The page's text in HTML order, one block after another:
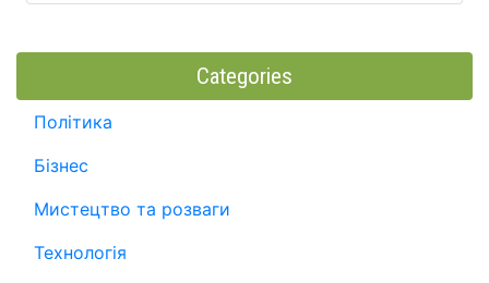
Categories
Політика
Бізнес
Мистецтво та розваги
Технологія